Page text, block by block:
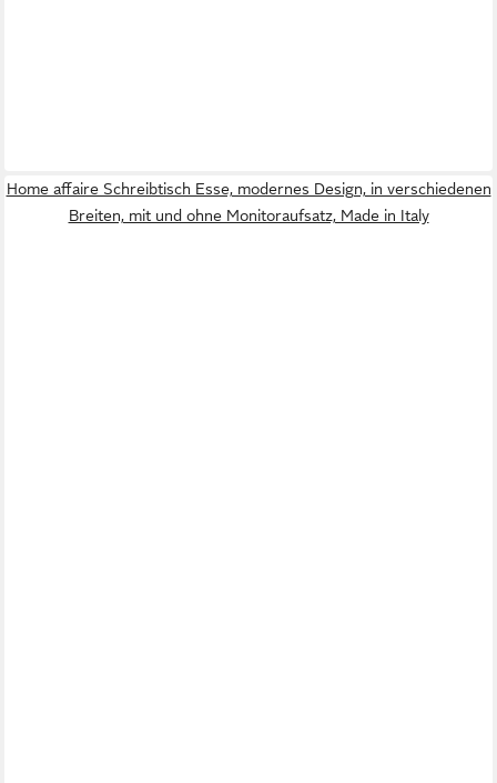
Home affaire Schreibtisch Esse, modernes Design, in verschiedenen
Breiten, mit und ohne Monitoraufsatz, Made in Italy